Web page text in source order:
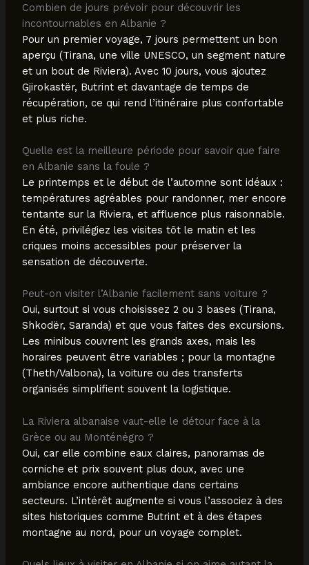
Combien de jours prévoir pour découvrir les
incontournables en Albanie ?
Pour un premier voyage, 7 jours permettent un bon
aperçu (Tirana, une ville UNESCO, un segment nature
et un bout de Riviera). Avec 10 jours, vous ajoutez
Gjirokastër, Butrint et davantage de temps de
récupération, ce qui rend l’itinéraire plus confortable
et plus riche.
Quelle est la meilleure période pour savoir que faire
en Albanie sans la foule ?
Le printemps et le début de l’automne sont idéaux :
températures agréables pour randonner, mer encore
tentante sur la Riviera, et affluence plus raisonnable.
En été, privilégiez les visites tôt le matin et les
criques moins accessibles pour préserver la
sensation de découverte.
Peut-on visiter l’Albanie facilement sans voiture ?
Oui, surtout si vous choisissez 2 ou 3 bases (Tirana,
Shkodër, Saranda) et que vous faites des excursions.
Les minibus couvrent les grands axes, mais les
horaires peuvent être variables ; pour la montagne
(Theth/Valbona), la voiture ou des transferts
organisés simplifient souvent la logistique.
La Riviera albanaise vaut-elle le détour face à la
Grèce ou au Monténégro ?
Oui, car elle combine eaux claires, panoramas de
corniche et prix souvent plus doux, avec une
ambiance encore authentique dans certains
secteurs. L’intérêt augmente si vous l’associez à des
sites historiques comme Butrint et à des étapes
montagne au nord, pour un voyage complet.